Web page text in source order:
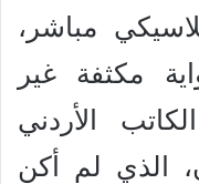
مباشر،
مكثفة غير
الأردني
الذي لم أكن